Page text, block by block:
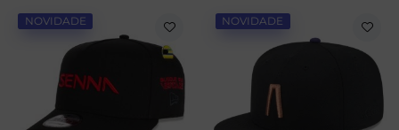
NOVIDADE NOVIDADE